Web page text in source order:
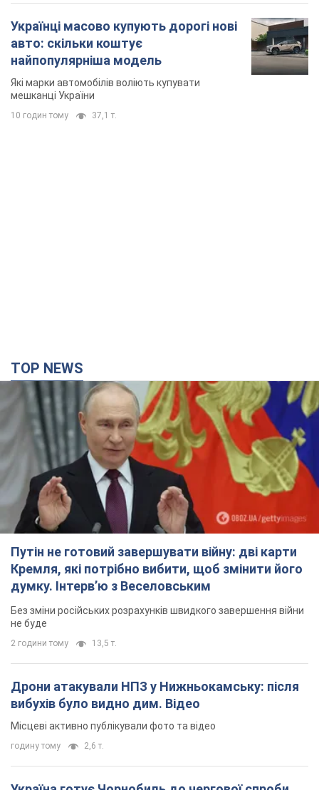
Українці масово купують дорогі нові
авто: скільки коштує
найпопулярніша модель
Які марки автомобілів воліють купувати
мешканці України
10 годин тому 37,1 т.
TOP NEWS
Путін не готовий завершувати війну: дві карти
Кремля, які потрібно вибити, щоб змінити його
думку. Інтерв’ю з Веселовським
Без зміни російських розрахунків швидкого завершення війни
не буде
2 години тому 13,5 т.
Дрони атакували НПЗ у Нижньокамську: після
вибухів було видно дим. Відео
Місцеві активно публікували фото та відео
годину тому 2,6 т.